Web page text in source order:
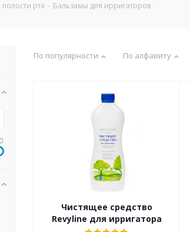
рта - Бальзамы для ирригаторов
По популярности По алфавиту
Чистящее средство
Revyline для ирригатора